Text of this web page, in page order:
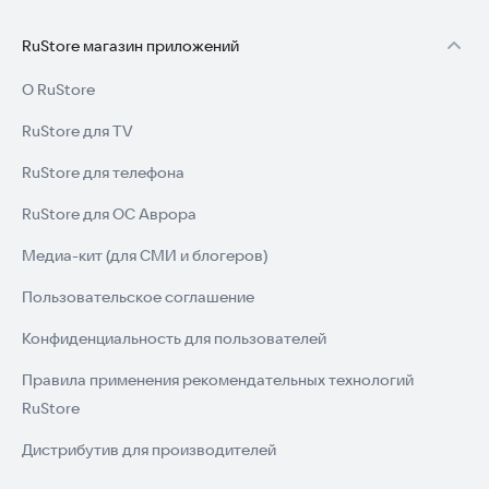
Древнем Египте!
RuStore магазин приложений
О RuStore
RuStore для TV
RuStore для телефона
RuStore для ОС Аврора
Медиа-кит (для СМИ и блогеров)
Пользовательское соглашение
Конфиденциальность для пользователей
Правила применения рекомендательных технологий
RuStore
Дистрибутив для производителей